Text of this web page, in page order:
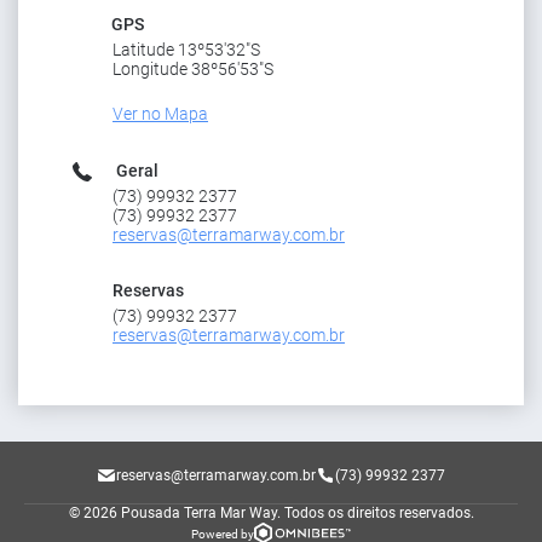
GPS
Latitude 13º53'32"S
Longitude 38º56'53"S
Ver no Mapa
Geral
(73) 99932 2377
(73) 99932 2377
reservas@terramarway.com.br
Reservas
(73) 99932 2377
reservas@terramarway.com.br
reservas@terramarway.com.br (73) 99932 2377
© 2026 Pousada Terra Mar Way. Todos os direitos reservados.
Powered by